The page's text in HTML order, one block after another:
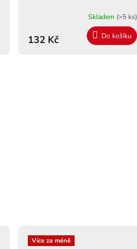
Skladem (>5 ks)
132 Kč Do košíku
Více za méně